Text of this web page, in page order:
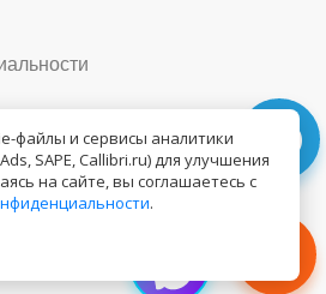
файлы и сервисы аналитики
SAPE, Callibri.ru) для улучшения
на сайте, вы соглашаетесь с
.